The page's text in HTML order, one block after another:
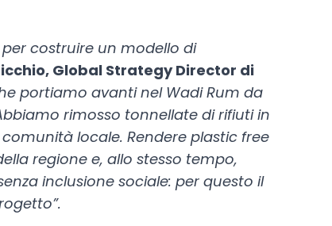
costruire un modello di
Global Strategy Director di
portiamo avanti nel Wadi Rum da
rimosso tonnellate di rifiuti in
locale. Rendere plastic free
regione e, allo stesso tempo,
inclusione sociale: per questo il